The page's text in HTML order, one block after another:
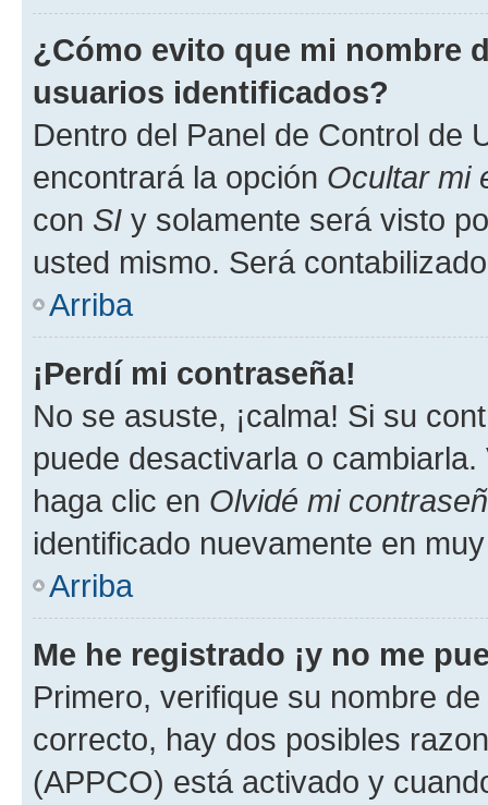
¿Cómo evito que mi nombre
usuarios identificados?
Dentro del Panel de Control de
encontrará la opción Ocultar mi
con SI y solamente será visto
usted mismo. Será
Arriba
¡Perdí mi contraseña!
No se asuste, ¡calma! Si su
puede desactivarla o
haga clic en Olvidé mi
identificado nuevamente en
Arriba
Me he registrado ¡y no me
Primero, verifique su nombre
correcto, hay dos posibles
(APPCO) está activado y